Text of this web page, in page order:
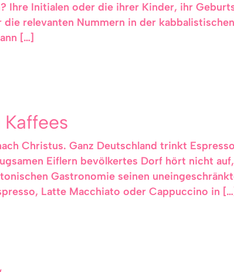
Ihre Initialen oder die ihrer Kinder, ihr
relevanten Nummern in der
[…]
Christus. Ganz Deutschland trinkt
Eiflern bevölkertes Dorf hört nicht
Gastronomie seinen
Latte Macchiato oder Cappuccino in